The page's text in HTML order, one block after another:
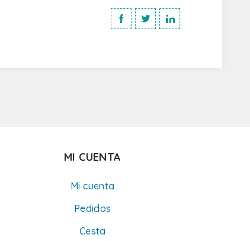
MI CUENTA
Mi cuenta
Pedidos
Cesta